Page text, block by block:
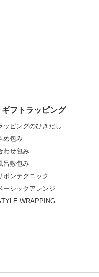
ギフトラッピング
ッピングのひきだし
め包み
わせ包み
呂敷包み
ボンテクニック
ーシックアレンジ
WRAPPING